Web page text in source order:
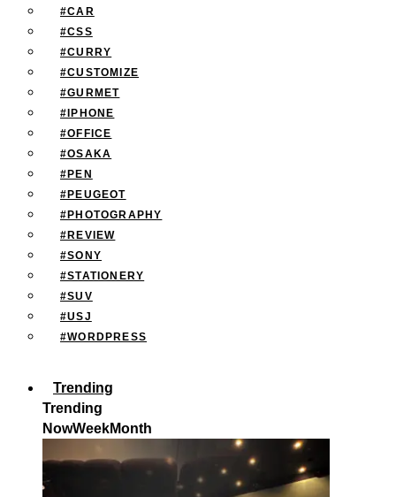
#CAR
#CSS
#CURRY
#CUSTOMIZE
#GURMET
#IPHONE
#OFFICE
#OSAKA
#PEN
#PEUGEOT
#PHOTOGRAPHY
#REVIEW
#SONY
#STATIONERY
#SUV
#USJ
#WORDPRESS
Trending
Trending
NowWeekMonth